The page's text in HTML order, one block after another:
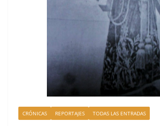
CRÓNICAS REPORTAJES TODAS LAS ENTRADAS